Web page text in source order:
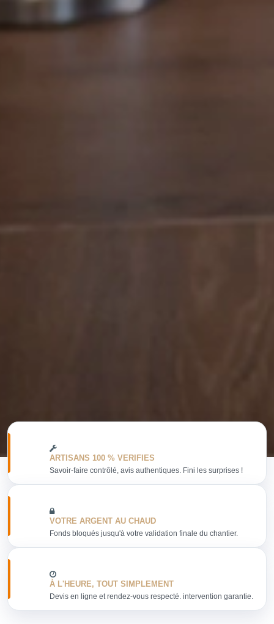
ARTISANS 100 % VERIFIES
Savoir-faire contrôlé, avis authentiques. Fini les surprises !
VOTRE ARGENT AU CHAUD
Fonds bloqués jusqu'à votre validation finale du chantier.
À L'HEURE, TOUT SIMPLEMENT
Devis en ligne et rendez-vous respecté. intervention garantie.